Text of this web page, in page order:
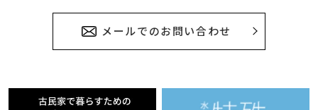
メールでのお問い合わせ